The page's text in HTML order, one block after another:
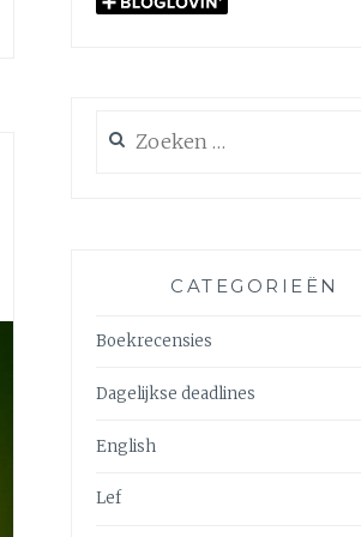
naar:
CATEGORIEËN
Boekrecensies
Dagelijkse deadlines
English
Lef